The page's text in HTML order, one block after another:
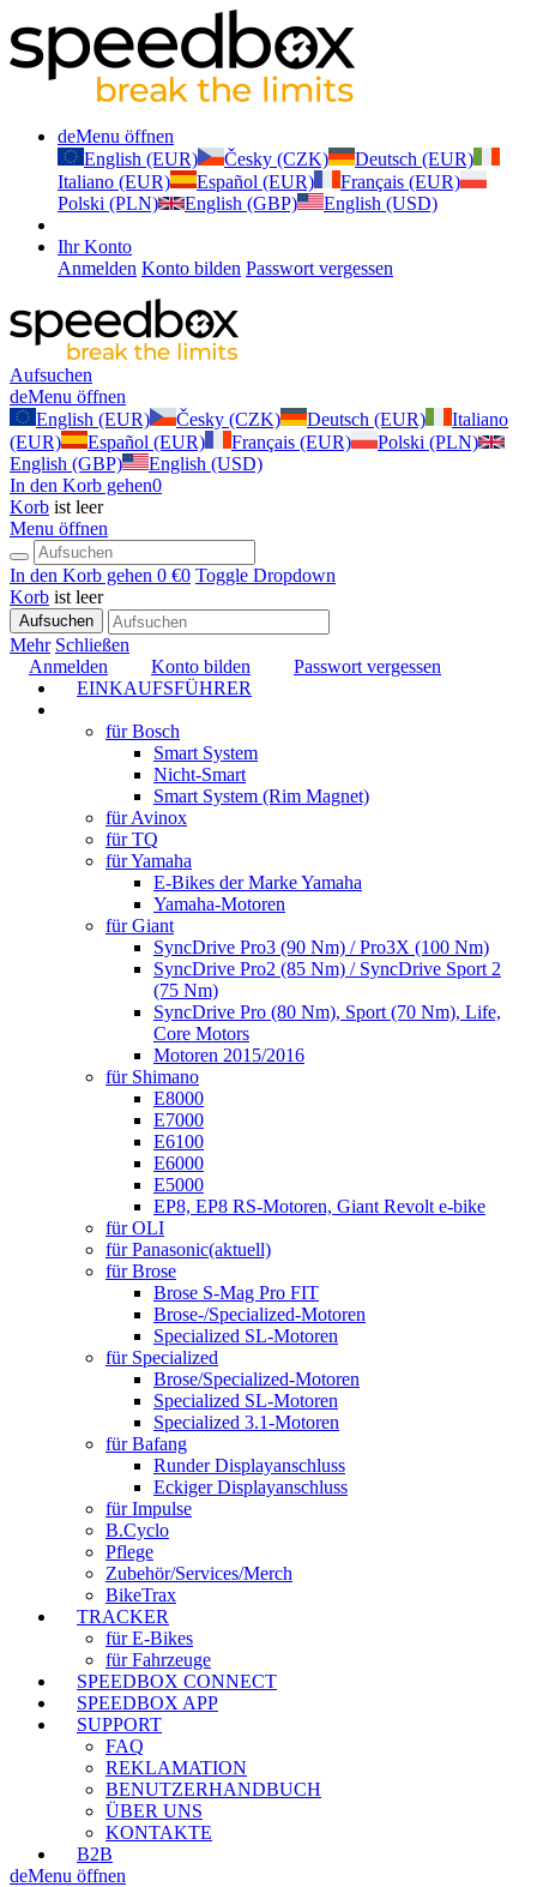
deMenu öffnen
English (EUR)
Česky (CZK)
Deutsch (EUR)
Italiano (EUR)
Español (EUR)
Français (EUR)
Polski (PLN)
English (GBP) English (USD)
Ihr Konto
Anmelden Konto bilden Passwort vergessen
Aufsuchen
deMenu öffnen
English (EUR)
Česky (CZK) Deutsch (EUR)
Italiano
(EUR)
Español (EUR) Français (EUR)
Polski (PLN)
English (GBP)
English (USD)
In den Korb gehen0
Korb ist leer
Menu öffnen
In den Korb gehen 0 €0 Toggle Dropdown
Korb ist leer
Aufsuchen
Mehr Schließen
Anmelden
Konto bilden
Passwort vergessen
EINKAUFSFÜHRER
für Bosch
Smart System
Nicht-Smart
Smart System (Rim Magnet)
für Avinox
für TQ
für Yamaha
E-Bikes der Marke Yamaha
Yamaha-Motoren
für Giant
SyncDrive Pro3 (90 Nm) / Pro3X (100 Nm)
SyncDrive Pro2 (85 Nm) / SyncDrive Sport 2
(75 Nm)
SyncDrive Pro (80 Nm), Sport (70 Nm), Life,
Core Motors
Motoren 2015/2016
für Shimano
E8000
E7000
E6100
E6000
E5000
EP8, EP8 RS-Motoren, Giant Revolt e-bike
für OLI
für Panasonic(aktuell)
für Brose
Brose S-Mag Pro FIT
Brose-/Specialized-Motoren
Specialized SL-Motoren
für Specialized
Brose/Specialized-Motoren
Specialized SL-Motoren
Specialized 3.1-Motoren
für Bafang
Runder Displayanschluss
Eckiger Displayanschluss
für Impulse
B.Cyclo
Pflege
Zubehör/Services/Merch
BikeTrax
TRACKER
für E-Bikes
für Fahrzeuge
SPEEDBOX CONNECT
SPEEDBOX APP
SUPPORT
FAQ
REKLAMATION
BENUTZERHANDBUCH
ÜBER UNS
KONTAKTE
B2B
deMenu öffnen